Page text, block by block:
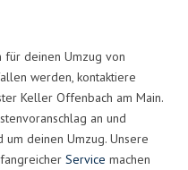
für deinen Umzug von
werden, kontaktiere
Keller Offenbach am Main.
an und
deinen Umzug. Unsere
Service machen